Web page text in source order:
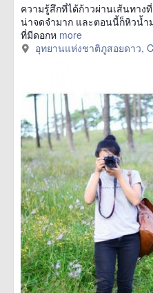
ความรู้สึกที่ได้ก้าวผ่านเส้นทาง
น่าจดจำมาก และตอนนี้ก็หิวน้ำ
ที่มีดอกห more
อุทยานแห่งชาติภูสอยดาว,